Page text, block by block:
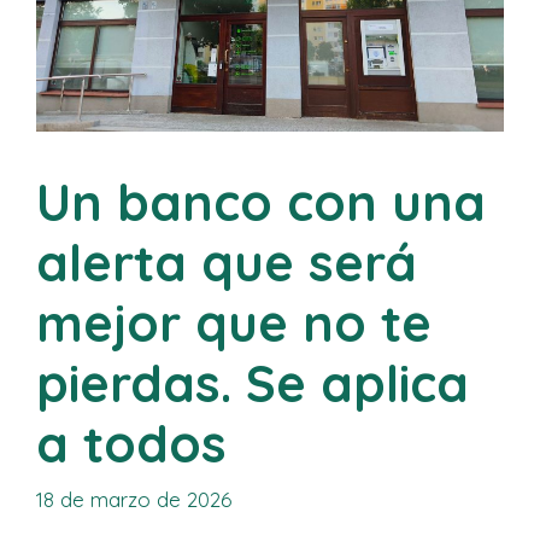
Un banco con una
alerta que será
mejor que no te
pierdas. Se aplica
a todos
18 de marzo de 2026